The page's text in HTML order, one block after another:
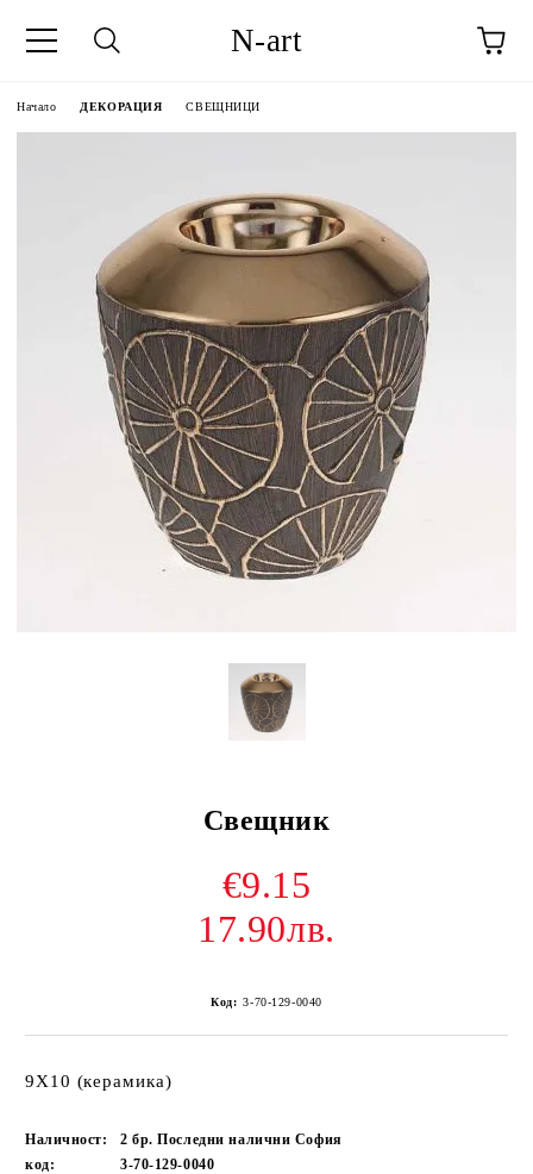
N-art
Начало ДЕКОРАЦИЯ СВЕЩНИЦИ
Свещник
€9.15
17.90лв.
Код: 3-70-129-0040
9X10 (керамика)
Наличност:
2 бр. Последни налични София
код:
3-70-129-0040